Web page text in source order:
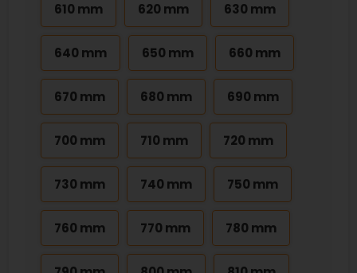
610 mm 620 mm 630 mm
640 mm 650 mm 660 mm
670 mm 680 mm 690 mm
700 mm 710 mm 720 mm
730 mm 740 mm 750 mm
760 mm 770 mm 780 mm